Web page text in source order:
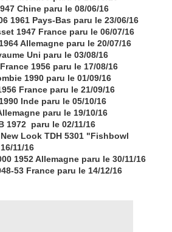
Chine paru le 08/06/16
1961 Pays-Bas paru le 23/06/16
1947 France paru le 06/07/16
Allemagne paru le 20/07/16
Uni paru le 03/08/16
1956 paru le 17/08/16
1990 paru le 01/09/16
France paru le 21/09/16
Inde paru le 05/10/16
paru le 19/10/16
1972 paru le 02/11/16
Look TDH 5301 "Fishbowl
11/16
1952 Allemagne paru le 30/11/16
53 France paru le 14/12/16